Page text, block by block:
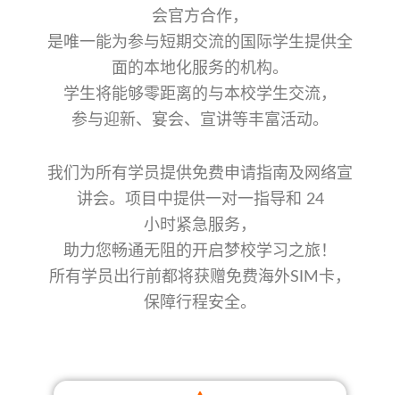
会官方合作，
是唯一能为参与短期交流的国际学生提供全
面的本地化服务的机构。
学生将能够零距离的与本校学生交流，
参与迎新、宴会、宣讲等丰富活动。
我们为所有学员提供免费申请指南及网络宣
讲会。项目中提供一对一指导和 24
小时紧急服务，
助力您畅通无阻的开启梦校学习之旅！
所有学员出行前都将获赠免费海外SIM卡，
保障行程安全。